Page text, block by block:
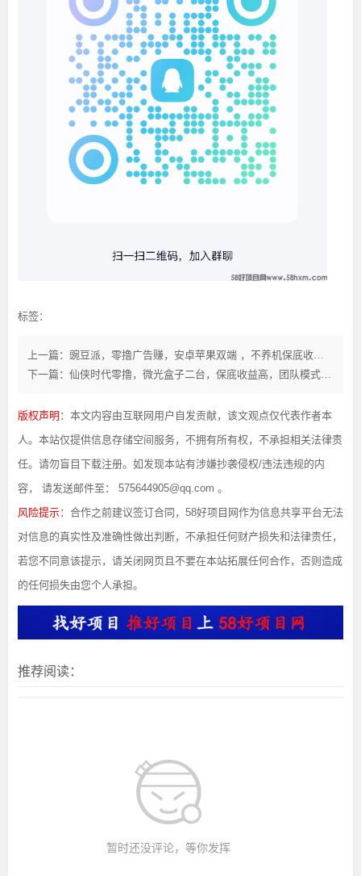
标签：
上一篇：豌豆派，零撸广告赚，安卓苹果双端 ，不养机保底收益高。
下一篇：仙侠时代零撸，微光盒子二台，保底收益高，团队模式，注册送搬砖卡，
版权声明 ：本文内容由互联网用户自发贡献，该文观点仅代表作者本
人。本站仅提供信息存储空间服务，不拥有所有权，不承担相关法律责
任。请勿盲目下载注册。如发现本站有涉嫌抄袭侵权/违法违规的内
容， 请发送邮件至： 575644905@qq.com 。
风险提示：合作之前建议签订合同，58好项目网作为信息共享平台无法
对信息的真实性及准确性做出判断，不承担任何财产损失和法律责任，
若您不同意该提示，请关闭网页且不要在本站拓展任何合作，否则造成
的任何损失由您个人承担。
推荐阅读：
暂时还没评论，等你发挥